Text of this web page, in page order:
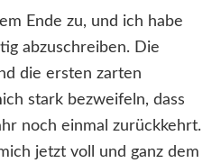
Ende zu, und ich habe
abzuschreiben. Die
die ersten zarten
stark bezweifeln, dass
noch einmal zurückkehrt.
jetzt voll und ganz dem